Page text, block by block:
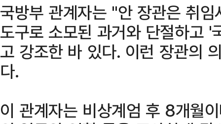
국방부 관계자는 "안 장관은 취
도구로 소모된 과거와 단절하고
고 강조한 바 있다. 이런 장관의
다.
이 관계자는 비상계엄 후 8개월